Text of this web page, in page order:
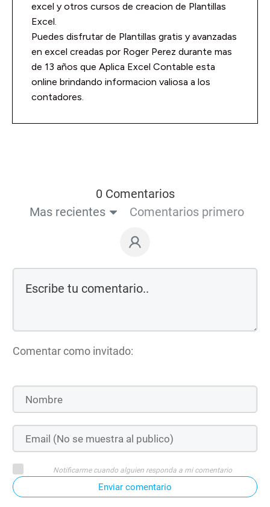
excel y otros cursos de creacion de Plantillas
Excel.
Puedes disfrutar de Plantillas gratis y avanzadas
en excel creadas por Roger Perez durante mas
de 13 años que Aplica Excel Contable esta
online brindando informacion valiosa a los
contadores.
0 Comentarios
Mas recientes
Comentarios primero
Comentar como invitado:
Notificarme cuando alguien responda a mi comentario
Enviar comentario